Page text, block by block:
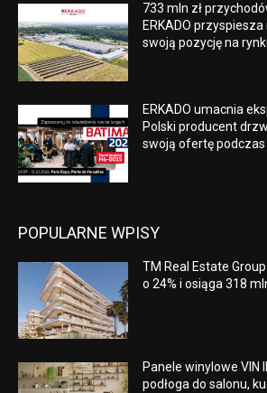
733 mln zł
ERKADO
swoją pozycję na
ERKADO umacnia
Polski producent
swoją ofertę podczas
POPULARNE WPISY
TM Real Estate
o 24% i osiąga 318
Panele winylowe VIN
podłoga do salonu,